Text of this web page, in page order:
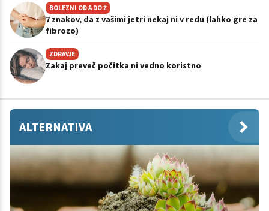
BOLEZNI OD A DO Ž
7 znakov, da z vašimi jetri nekaj ni v redu (lahko gre za
fibrozo)
ZDRAVJE
Zakaj preveč počitka ni vedno koristno
ALTERNATIVA